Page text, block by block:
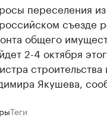
переселения
съезде
общего
2-4 октября
Якушева,
Теги